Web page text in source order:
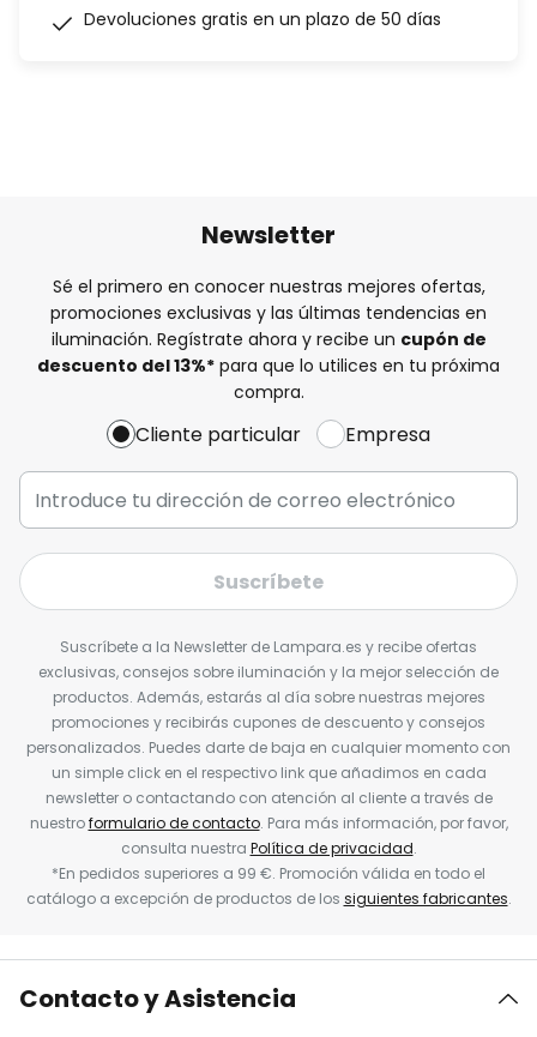
Devoluciones gratis en un plazo de 50 días
Newsletter
Sé el primero en conocer nuestras mejores ofertas,
promociones exclusivas y las últimas tendencias en
iluminación. Regístrate ahora y recibe un cupón de
descuento del13%* para que lo utilices en tu próxima
compra.
Cliente particular Empresa
Suscríbete
Suscríbete a la Newsletter de Lampara.es y recibe ofertas
exclusivas, consejos sobre iluminación y la mejor selección de
productos. Además, estarás al día sobre nuestras mejores
promociones y recibirás cupones de descuento y consejos
personalizados. Puedes darte de baja en cualquier momento con
un simple click en el respectivo link que añadimos en cada
newsletter o contactando con atención al cliente a través de
nuestroformulario de contacto. Para más información, por favor,
consulta nuestra Política de privacidad.
*En pedidos superiores a 99 €. Promoción válida en todo el
catálogo a excepción de productos de los siguientes fabricantes.
Contacto y Asistencia